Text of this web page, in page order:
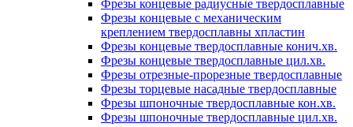
Фрезы концевые радиусные твердосплавные
Фрезы концевые с механическим
креплением твердосплавны хпластин
Фрезы концевые твердосплавные конич.хв.
Фрезы концевые твердосплавные цил.хв.
Фрезы отрезные-прорезные твердосплавные
Фрезы торцевые насадные твердосплавные
Фрезы шпоночные твердосплавные кон.хв.
Фрезы шпоночные твердосплавные цил.хв.